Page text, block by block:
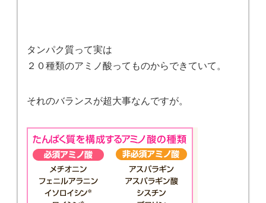
タンパク質って実は
２０種類のアミノ酸ってものからできていて。
それのバランスが超大事なんですが。